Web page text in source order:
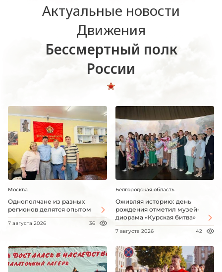
Актуальные новости
Движения
Бессмертный полк
России
Москва
Однополчане из разных
регионов делятся опытом
7 августа 2026 36
Белгородская область
Оживляя историю: день
рождения отметил музей-
диорама «Курская битва»
7 августа 2026 42